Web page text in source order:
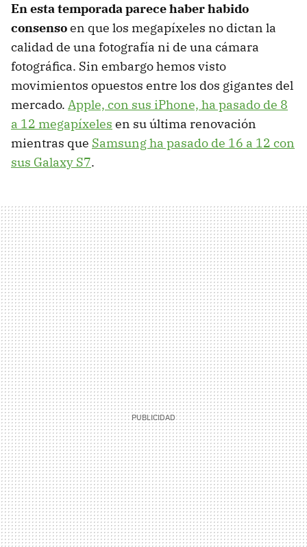
En esta temporada parece haber habido
consensoen que los megapíxeles no dictan la
calidad de una fotografía ni de una cámara
fotográfica. Sin embargo hemos visto
movimientos opuestos entre los dos gigantes del
mercado. Apple, con sus iPhone, ha pasado de 8
a 12 megapíxeles en su última renovación
mientras que Samsung ha pasado de 16 a 12 con
sus Galaxy S7.